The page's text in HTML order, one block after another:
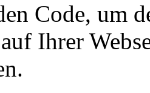
Code, um
Ihrer